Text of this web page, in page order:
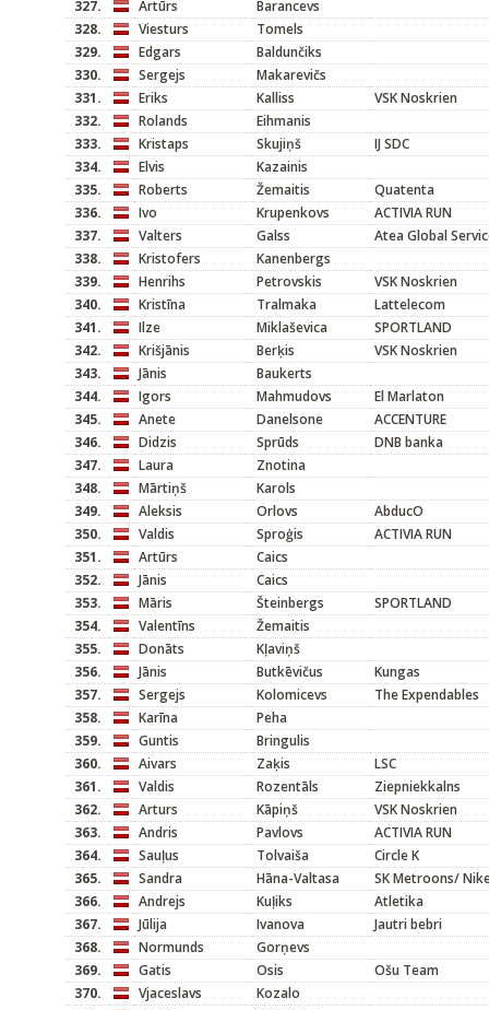
327. Artūrs
Barancevs
328.
Viesturs
Tomels
329.
Edgars
Baldunčiks
330.
Sergejs
Makarevičs
331.
Eriks Kalliss
VSK Noskrien
332.
Rolands
Eihmanis
333.
Kristaps Skujiņš
IJ SDC
334.
Elvis
Kazainis
335.
Roberts Žemaitis
Quatenta
336.
Ivo Krupenkovs
ACTIVIA RUN
337.
Valters Galss
Atea Global
338.
Kristofers
Kanenbergs
339.
Henrihs Petrovskis
VSK Noskrien
340.
Kristīna Tralmaka
Lattelecom
341.
Ilze Miklaševica
SPORTLAND
342.
Krišjānis Berķis
VSK Noskrien
343.
Jānis
Baukerts
344.
Igors Mahmudovs
El Marlaton
345.
Anete Danelsone
ACCENTURE
346.
Didzis Sprūds
DNB banka
347.
Laura
Znotina
348.
Mārtiņš
Karols
349.
Aleksis Orlovs
AbducO
350.
Valdis Sproģis
ACTIVIA RUN
351.
Artūrs
Caics
352.
Jānis
Caics
353.
Māris Šteinbergs
SPORTLAND
354.
Valentīns
Žemaitis
355.
Donāts
Kļaviņš
356.
Jānis Butkēvičus
Kungas
357.
Sergejs Kolomicevs
The Expendables
358.
Karīna
Peha
359.
Guntis
Bringulis
360.
Aivars Zaķis
LSC
361.
Valdis Rozentāls
Ziepniekkalns
362.
Arturs Kāpiņš
VSK Noskrien
363.
Andris Pavlovs
ACTIVIA RUN
364.
Sauļus Tolvaiša
Circle K
365.
Sandra Hāna-Valtasa
SK Metroons/
366.
Andrejs Kuļiks
Atletika
367.
Jūlija Ivanova
Jautri bebri
368.
Normunds
Gorņevs
369.
Gatis Osis
Ošu Team
370.
Vjaceslavs
Kozalo